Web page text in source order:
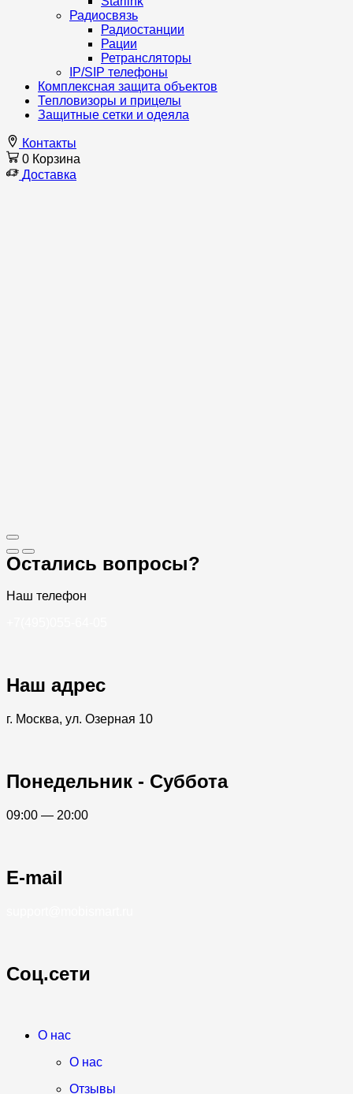
Радиосвязь
Радиостанции
Рации
Ретрансляторы
IP/SIP телефоны
Комплексная защита объектов
Тепловизоры и прицелы
Защитные сетки и одеяла
Контакты
0 Корзина
Доставка
Остались вопросы?
Наш телефон
Наш адрес
г. Москва, ул. Озерная 10
Понедельник - Суббота
09:00 — 20:00
E-mail
Соц.сети
О нас
О нас
Отзывы